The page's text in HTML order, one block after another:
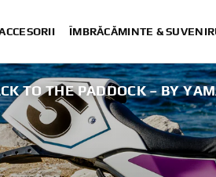
ÎMBRĂCĂMINTE &
TO THE PADDOCK – BY